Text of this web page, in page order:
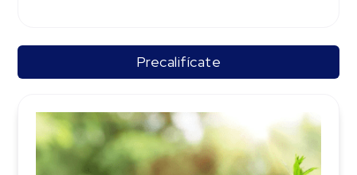
Precalifícate